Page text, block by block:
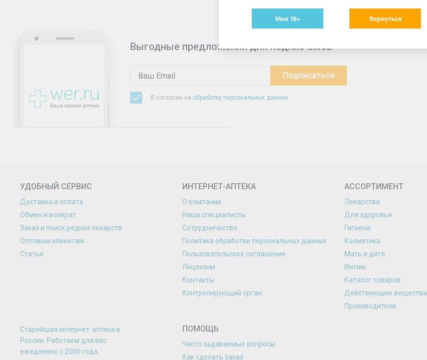
Выгодные предложения для подписчиков
Я согласен на обработку персональных данных
УДОБНЫЙ СЕРВИС
Доставка и оплата
Обмен и возврат
Заказ и поиск редких лекарств
Оптовым клиентам
Статьи
ИНТЕРНЕТ-АПТЕКА
О компании
Наши специалисты
Сотрудничество
Политика обработки персональных данных
Пользовательское соглашение
Лицензии
Контакты
Контролирующий орган
АССОРТИМЕНТ
Лекарства
Для здоровья
Гигиена
Косметика
Мать и дитя
Интим
Каталог товаров
Действующие вещества
Производители
Старейшая интернет-аптека в
России. Работаем для вас
eжедневно с 2000 года.
ПОМОЩЬ
Часто задаваемые вопросы
Как сделать заказ
Мне 18+ Вернуться